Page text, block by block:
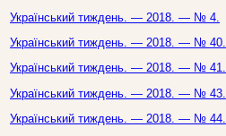
Український тиждень. — 2018. — № 4.
Український тиждень. — 2018. — № 40.
Український тиждень. — 2018. — № 41.
Український тиждень. — 2018. — № 43.
Український тиждень. — 2018. — № 44.